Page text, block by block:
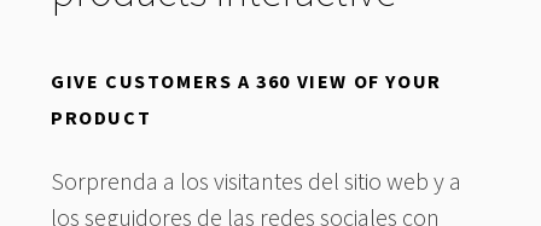
GIVE CUSTOMERS A 360 VIEW OF YOUR
PRODUCT
Sorprenda a los visitantes del sitio web y a
los seguidores de las redes sociales con